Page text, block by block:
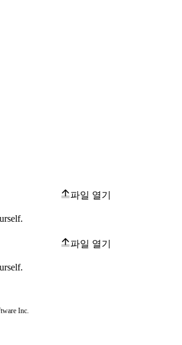
파일 열기
파일 열기
Inc.